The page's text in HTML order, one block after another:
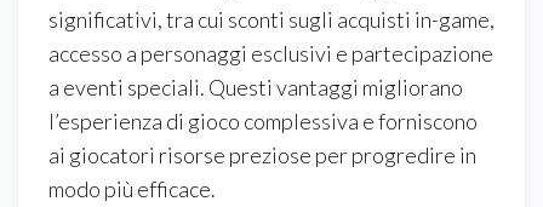
significativi, tra cui sconti sugli acquisti in-game,
accesso a personaggi esclusivi e partecipazione
a eventi speciali. Questi vantaggi migliorano
l’esperienza di gioco complessiva e forniscono
ai giocatori risorse preziose per progredire in
modo più efficace.